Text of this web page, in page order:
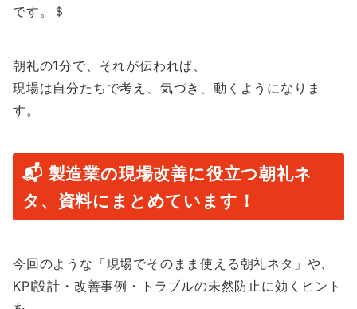
です。＄
朝礼の1分で、それが伝われば、
現場は自分たちで考え、気づき、動くようになりま
す。
📬 製造業の現場改善に役立つ朝礼ネ
タ、資料にまとめています！
今回のような「現場でそのまま使える朝礼ネタ」や、
KPI設計・改善事例・トラブルの未然防止に効くヒント